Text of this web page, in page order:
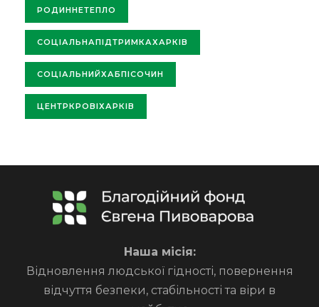
РОДИННЕТЕПЛО
СОЦІАЛЬНАПІДТРИМКАХАРКІВ
СОЦІАЛЬНИЙХАБПІСОЧИН
ЦЕНТРКРОВІХАРКІВ
Наша місія:
Відновлення людської гідності, повернення
відчуття безпеки, стабільності та віри в